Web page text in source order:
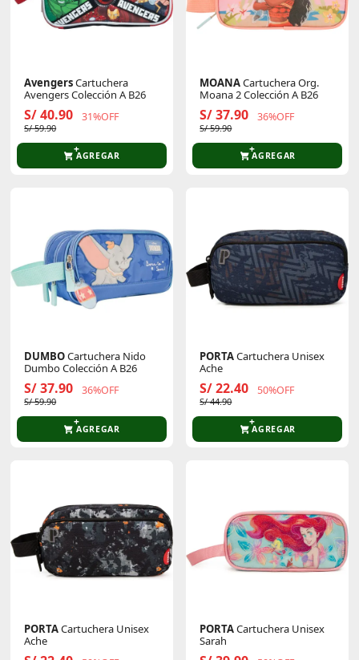
AvengersCartuchera
Avengers Colección A B26
S/ 40.90 31%OFF
S/ 59.90
AGREGAR
MOANACartuchera Org.
Moana 2 Colección A B26
S/ 37.90 36%OFF
S/ 59.90
AGREGAR
DUMBOCartuchera Nido
Dumbo Colección A B26
S/ 37.90 36%OFF
S/ 59.90
AGREGAR
PORTACartuchera Unisex
Ache
S/ 22.40 50%OFF
S/ 44.90
AGREGAR
PORTACartuchera Unisex
Ache
PORTACartuchera Unisex
Sarah